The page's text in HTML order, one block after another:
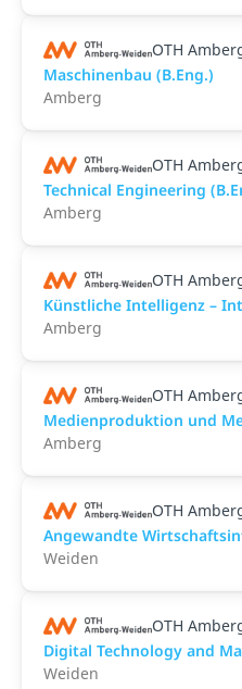
OTH
Maschinenbau (B.Eng.)
Amberg
OTH
Technical Engineering
Amberg
OTH
Künstliche Intelligenz –
Amberg
OTH
Medienproduktion und
Amberg
OTH
Angewandte
Weiden
OTH
Digital Technology and
Weiden